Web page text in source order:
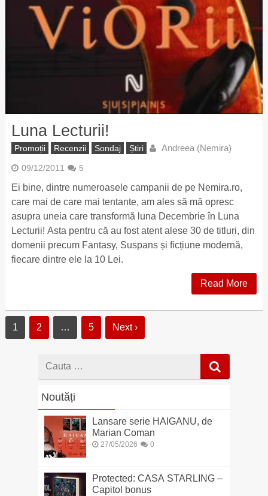
Luna Lecturii!
Promoții Recenzii Sondaj Știri Andreea (Nemira)
09/12/2011 5
Ei bine, dintre numeroasele campanii de pe Nemira.ro,
care mai de care mai tentante, am ales să mă opresc
asupra uneia care transformă luna Decembrie în Luna
Lecturii! Asta pentru că au fost atent alese 30 de titluri, din
domenii precum Fantasy, Suspans și ficțiune modernă,
fiecare dintre ele la 10 Lei.
Read More
1 2 … 5 Next ›
Cauta
Noutăți
Lansare serie HAIGANU, de
Marian Coman
27/05/2026 0
Protected: CASA STARLING –
Capitol bonus